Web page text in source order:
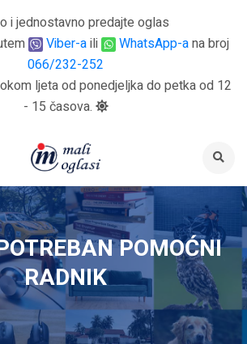
i jednostavno predajte oglas
Viber-aili WhatsApp-ana broj
066/232-252
ljeta od ponedjeljka do petka od 12
- 15 časova.
POMOĆNI
RADNIK